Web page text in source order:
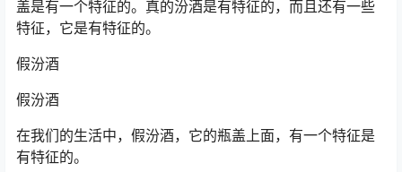
盖是有一个特征的。真的汾酒是有特征的，而且还有一些
特征，它是有特征的。
假汾酒
假汾酒
在我们的生活中，假汾酒，它的瓶盖上面，有一个特征是
有特征的。